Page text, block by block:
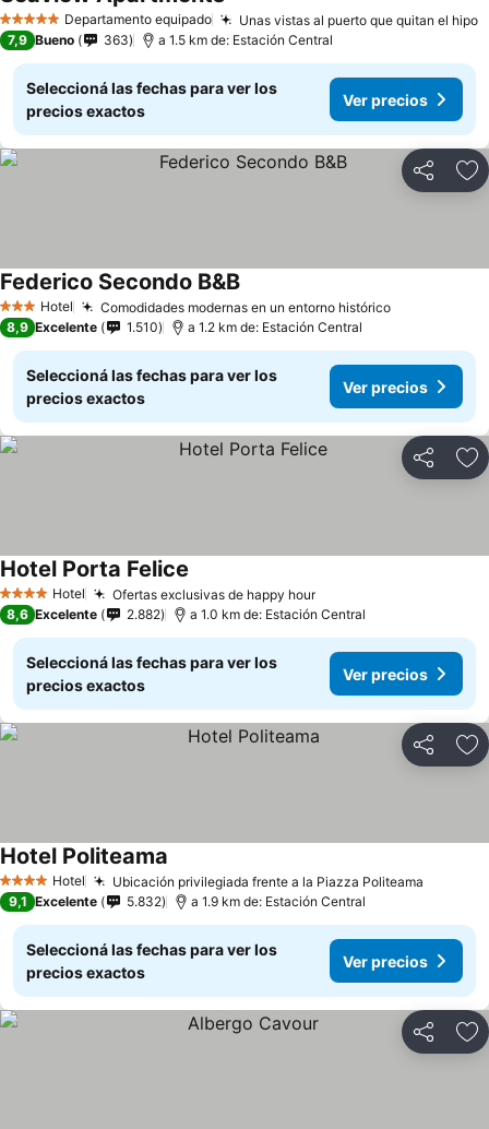
5 Estrellas Departamento equipado Unas vistas al puerto que quitan el hipo
7,9 Bueno 363 a 1.5 km de: Estación Central
Seleccioná las fechas para ver los
precios exactos
Ver precios
Compartir
3 Estrellas
Hotel Comodidades modernas en un entorno histórico
Federico Secondo B&B
8,9 Excelente 1.510 a 1.2 km de: Estación Central
Seleccioná las fechas para ver los
precios exactos
Ver precios
Compartir
4 EstrellasHotel Ofertas exclusivas de happy hour
Hotel Porta Felice
8,6 Excelente 2.882 a 1.0 km de: Estación Central
Seleccioná las fechas para ver los
precios exactos
Ver precios
Compartir
4 EstrellasHotel Ubicación privilegiada frente a la Piazza Politeama
Hotel Politeama
9,1 Excelente 5.832 a 1.9 km de: Estación Central
Seleccioná las fechas para ver los
precios exactos
Ver precios
Compartir